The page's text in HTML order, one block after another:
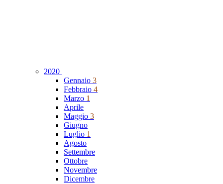
2020
Gennaio 3
Febbraio 4
Marzo 1
Aprile
Maggio 3
Giugno
Luglio 1
Agosto
Settembre
Ottobre
Novembre
Dicembre